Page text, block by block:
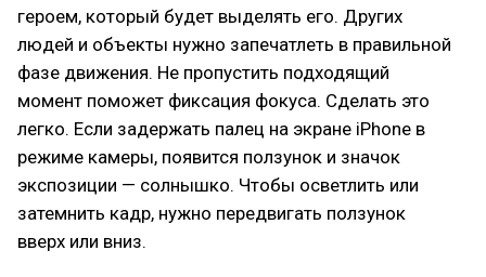
героем, который будет выделять его. Других
людей и объекты нужно запечатлеть в правильной
фазе движения. Не пропустить подходящий
момент поможет фиксация фокуса. Сделать это
легко. Если задержать палец на экране iPhone в
режиме камеры, появится ползунок и значок
экспозиции — солнышко. Чтобы осветлить или
затемнить кадр, нужно передвигать ползунок
вверх или вниз.